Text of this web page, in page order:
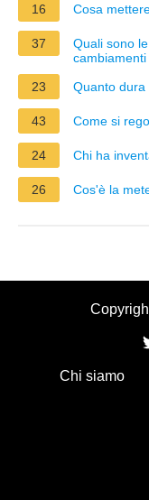
16 Cosa
37
Quali sono
23
Quanto dura
43 Come si
24 Chi ha
26 Cos'è la
Chi siamo